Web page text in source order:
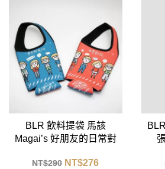
BLR 飲料提袋 馬該
Magai’s 好朋友的日常對
NT$290 NT$276